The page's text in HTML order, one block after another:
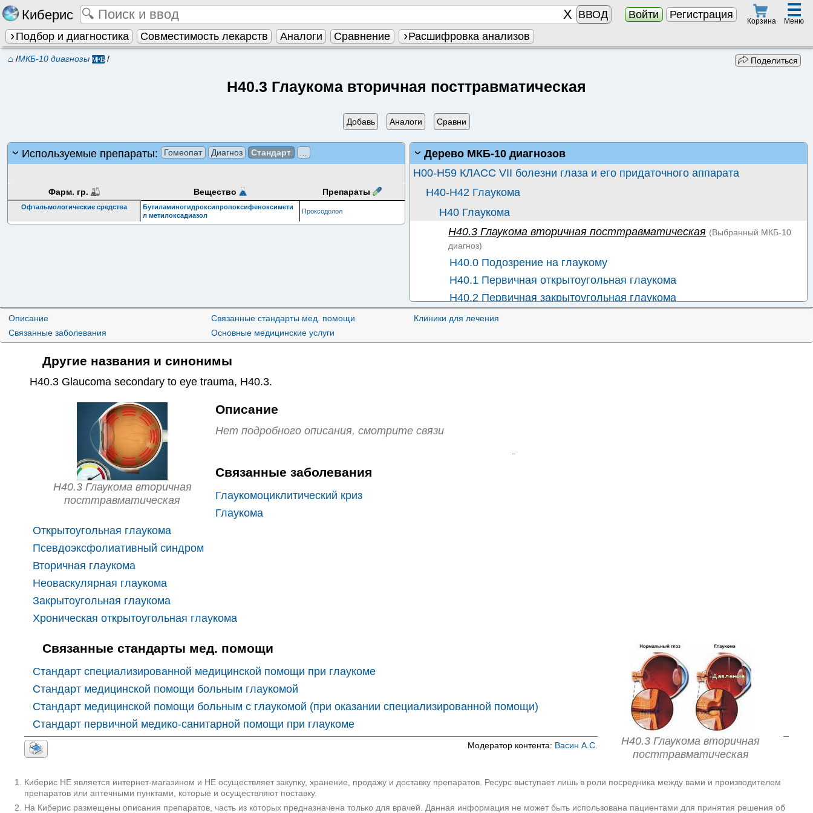
Киберис ВВОД Войти Регистрация
Корзина
☰
Меню
Подбор и диагностика Совместимость лекарств Аналоги Сравнение Расшифровка анализов
⌂ /МКБ-10 диагнозы / Поделиться
H40.3 Глаукома вторичная посттравматическая
Добавь Аналоги Сравни
Используемые препараты: Гомеопат Диагноз Стандарт
Фарм. гр. Вещество Препараты
Офтальмологические средства
Бутиламиногидроксипропоксифеноксимети
л метилоксадиазол
Проксодолол
Дерево МКБ-10 диагнозов
H00-H59 КЛАСС VII болезни глаза и его придаточного аппарата
H40-H42 Глаукома
H40 Глаукома
H40.3 Глаукома вторичная посттравматическая (Выбранный МКБ-10
диагноз)
H40.0 Подозрение на глаукому
H40.1 Первичная открытоугольная глаукома
H40.2 Первичная закрытоугольная глаукома
H40.4 Глаукома вторичная вследствие воспалительного заболевания
H40.5 Глаукома вторичная вследствие других болезней глаз
Описание
Связанные заболевания
Связанные стандарты мед. помощи
Основные медицинские услуги
Клиники для лечения
Другие названия и синонимы
H40.3 Glaucoma secondary to eye trauma, H40.3.
H40.3 Глаукома вторичная
посттравматическая
Описание
Нет подробного описания, смотрите связи
Связанные заболевания
Глаукомоциклитический криз
Глаукома
Открытоугольная глаукома
Псевдоэксфолиативный синдром
Вторичная глаукома
Неоваскулярная глаукома
Закрытоугольная глаукома
Хроническая открытоугольная глаукома
H40.3 Глаукома вторичная
посттравматическая
Связанные стандарты мед. помощи
Стандарт специализированной медицинской помощи при глаукоме
Стандарт медицинской помощи больным глаукомой
Стандарт медицинской помощи больным с глаукомой (при оказании специализированной помощи)
Стандарт первичной медико-санитарной помощи при глаукоме
Модератор контента: Васин А.С.
Киберис НЕ является интернет-магазином и НЕ осуществляет закупку, хранение, продажу и доставку препаратов. Ресурс выступает лишь в роли посредника между вами и производителем
препаратов или аптечными пунктами, которые и осуществляют поставку.
На Киберис размещены описания препаратов, часть из которых предназначена только для врачей. Данная информация не может быть использована пациентами для принятия решения об